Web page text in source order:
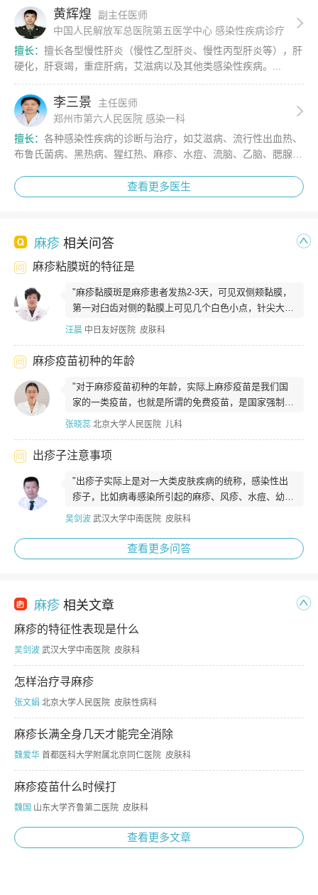
黄辉煌
副主任医师
中国人民解放军总医院第五医学中心 感染性疾病诊疗
与研究中心
擅长： 擅长各型慢性肝炎（慢性乙型肝炎、慢性丙型肝炎等），肝
硬化，肝衰竭，重症肝病，艾滋病以及其他类感染性疾病。...
李三景
主任医师
郑州市第六人民医院 感染一科
擅长： 各种感染性疾病的诊断与治疗，如艾滋病、流行性出血热、
布鲁氏菌病、黑热病、猩红热、麻疹、水痘、流脑、乙脑、腮腺炎
查看更多医生
麻疹 相关问答
麻疹粘膜斑的特征是
"麻疹黏膜斑是麻疹患者发热2-3天，可见双侧颊黏膜，
第一对臼齿对侧的黏膜上可见几个白色小点，针尖大
小，至出疹前1-2天融合，呈碎片状...
汪晨 中日友好医院 皮肤科
麻疹疫苗初种的年龄
"对于麻疹疫苗初种的年龄，实际上麻疹疫苗是我们国
家的一类疫苗，也就是所谓的免费疫苗，是国家强制接
种的疫苗。对于麻疹，大部分孩子或者说...
张晓蕊 北京大学人民医院 儿科
出疹子注意事项
"出疹子实际上是对一大类皮肤疾病的统称，感染性出
疹子，比如病毒感染所引起的麻疹、风疹、水痘、幼儿
急疹，或者细菌感染引起的猩红热等，往...
吴剑波 武汉大学中南医院 皮肤科
查看更多问答
麻疹 相关文章
麻疹的特征性表现是什么
吴剑波 武汉大学中南医院 皮肤科
怎样治疗寻麻疹
张文娟 北京大学人民医院 皮肤性病科
麻疹长满全身几天才能完全消除
魏爱华 首都医科大学附属北京同仁医院 皮肤科
麻疹疫苗什么时候打
魏国 山东大学齐鲁第二医院 皮肤科
查看更多文章